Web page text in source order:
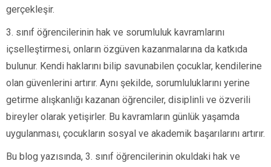
gerçekleşir.
3. sınıf öğrencilerinin hak ve sorumluluk kavramlarını
içselleştirmesi, onların özgüven kazanmalarına da katkıda
bulunur. Kendi haklarını bilip savunabilen çocuklar, kendilerine
olan güvenlerini artırır. Aynı şekilde, sorumluluklarını yerine
getirme alışkanlığı kazanan öğrenciler, disiplinli ve özverili
bireyler olarak yetişirler. Bu kavramların günlük yaşamda
uygulanması, çocukların sosyal ve akademik başarılarını artırır.
Bu blog yazısında, 3. sınıf öğrencilerinin okuldaki hak ve